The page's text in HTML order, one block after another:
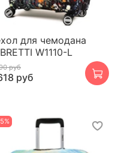
для чемодана
W1110-L
руб
руб